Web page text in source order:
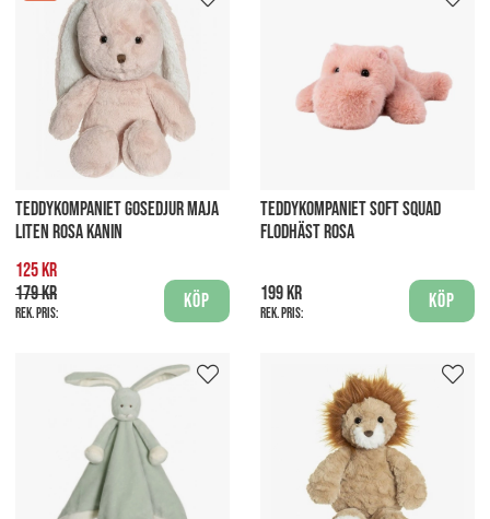
TEDDYKOMPANIET GOSEDJUR MAJA
LITEN ROSA KANIN
125 kr
179 kr
Rek. pris:
Köp
TEDDYKOMPANIET SOFT SQUAD
FLODHÄST ROSA
199 kr
Rek. pris:
Köp